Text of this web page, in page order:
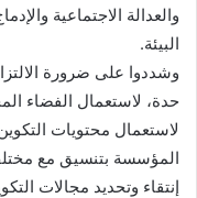
والعدالة الاجتماعية
البيئة.
وشددوا على ضرورة
لاستعمال محتويات
المؤسسة بتنسيق مع
إنتقاء وتحديد مجالات